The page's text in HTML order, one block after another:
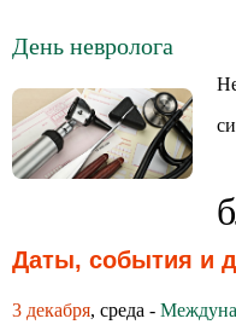
День невролога
Даты, события и
3 декабря, среда -